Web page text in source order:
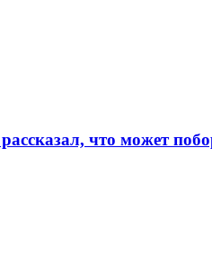
что может